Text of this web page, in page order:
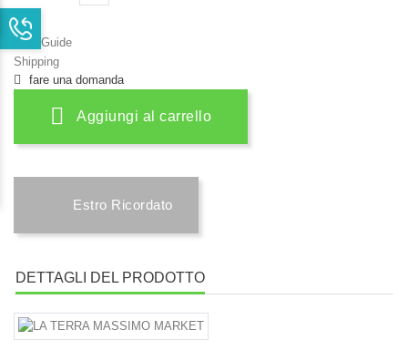
Size Guide
Shipping
fare una domanda
Aggiungi al carrello
Estro Ricordato
DETTAGLI DEL PRODOTTO